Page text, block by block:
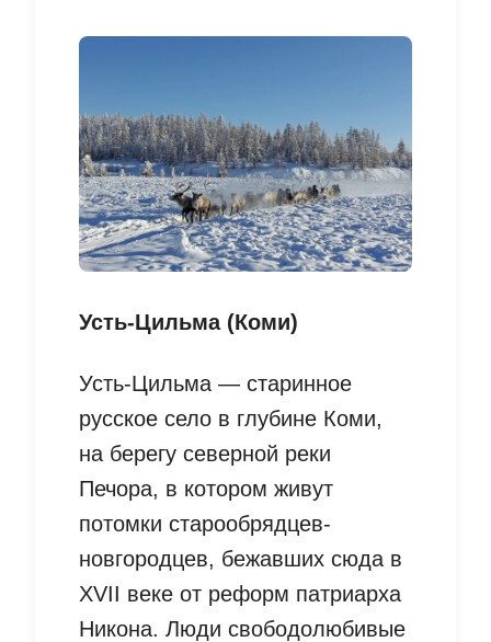
Усть-Цильма (Коми)
Усть-Цильма — старинное
русское село в глубине Коми,
на берегу северной реки
Печора, в котором живут
потомки старообрядцев-
новгородцев, бежавших сюда в
XVII веке от реформ патриарха
Никона. Люди свободолюбивые